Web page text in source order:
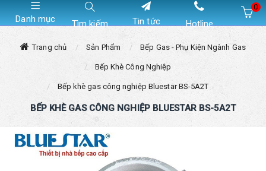
Danh mục Tìm kiếm Tin tức Hotline
0
Trang chủ Sản Phẩm Bếp Gas - Phụ Kiện Ngành Gas
Bếp Khè Công Nghiệp
Bếp khè gas công nghiệp Bluestar BS-5A2T
BẾP KHÈ GAS CÔNG NGHIỆP BLUESTAR BS-5A2T